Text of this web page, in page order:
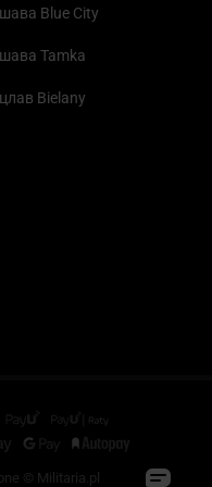
Blue City
Tamka
Bielany
© Militaria.pl